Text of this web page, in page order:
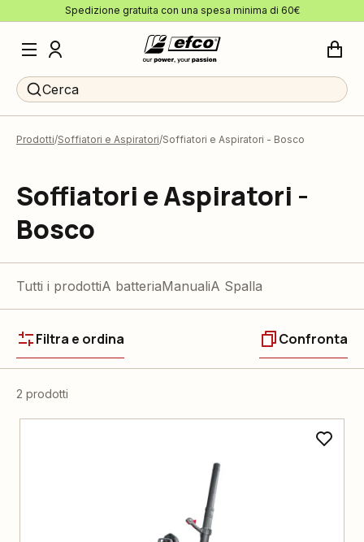
Spedizione gratuita con una spesa minima di 60€
Cerca
Prodotti Soffiatori e Aspiratori Soffiatori e Aspiratori - Bosco
Soffiatori e Aspiratori -
Bosco
Tutti i prodottiA batteriaManualiA Spalla
Filtra e ordina Confronta
2 prodotti